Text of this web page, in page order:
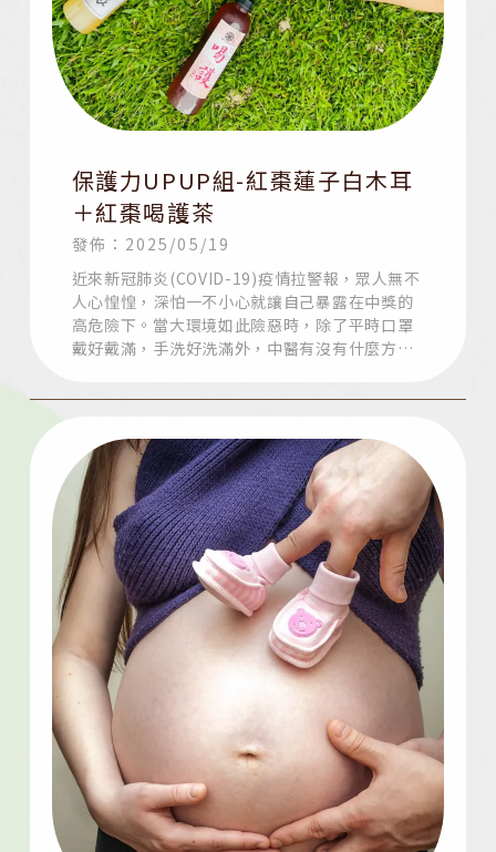
保護力UPUP組-紅棗蓮子白木耳
＋紅棗喝護茶
發佈：2025/05/19
近來新冠肺炎(COVID-19)疫情拉警報，眾人無不
人心惶惶，深怕一不小心就讓自己暴露在中獎的
高危險下。當大環境如此險惡時，除了平時口罩
戴好戴滿，手洗好洗滿外，中醫有沒有什麼方法